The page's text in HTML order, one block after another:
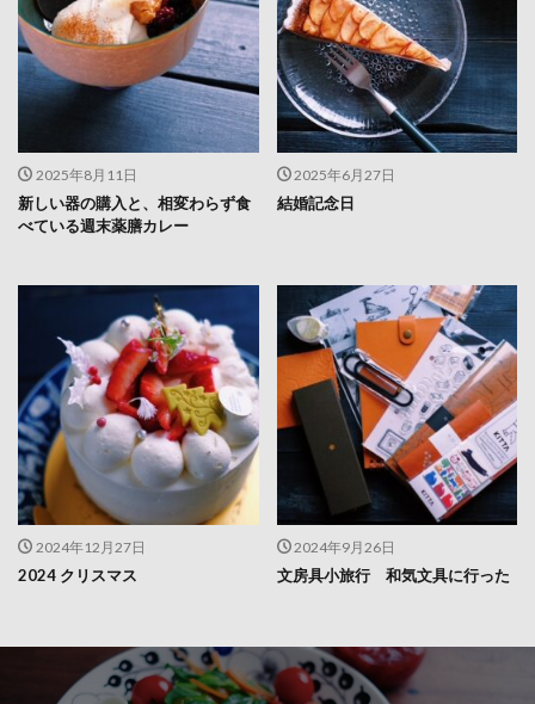
2025年8月11日
新しい器の購入と、相変わらず食
べている週末薬膳カレー
2025年6月27日
結婚記念日
2024年12月27日
2024 クリスマス
2024年9月26日
文房具小旅行 和気文具に行った